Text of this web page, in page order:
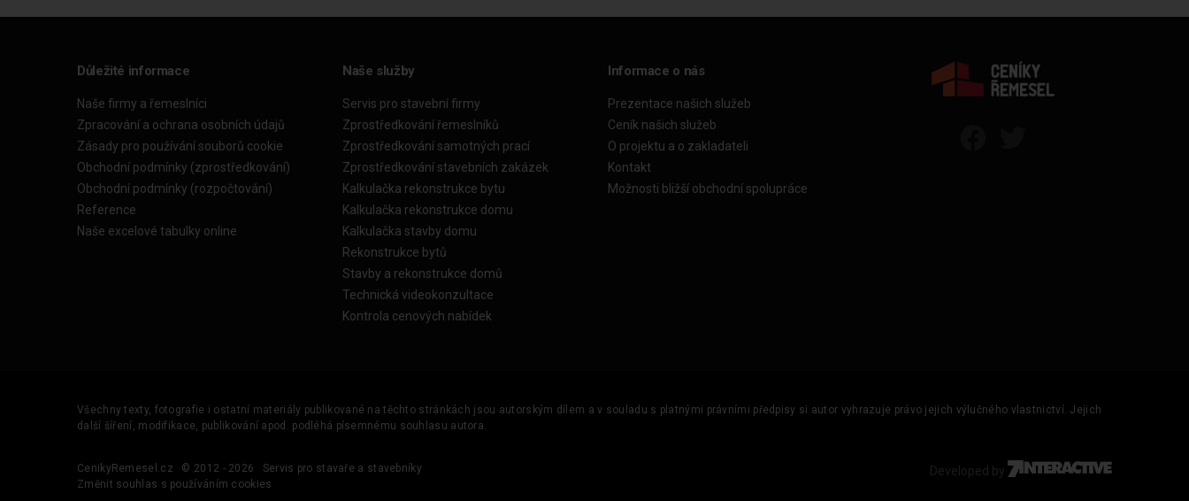
Důležité informace
Naše firmy a řemeslníci
Zpracování a ochrana osobních údajů
Zásady pro používání souborů cookie
Obchodní podmínky (zprostředkování)
Obchodní podmínky (rozpočtování)
Reference
Naše excelové tabulky online
Naše služby
Servis pro stavební firmy
Zprostředkování řemeslníků
Zprostředkování samotných prací
Zprostředkování stavebních zakázek
Kalkulačka rekonstrukce bytu
Kalkulačka rekonstrukce domu
Kalkulačka stavby domu
Rekonstrukce bytů
Stavby a rekonstrukce domů
Technická videokonzultace
Kontrola cenových nabídek
Informace o nás
Prezentace našich služeb
Ceník našich služeb
O projektu a o zakladateli
Kontakt
Možnosti bližší obchodní spolupráce
Všechny texty, fotografie i ostatní materiály publikované na těchto stránkách jsou autorským dílem a v souladu s platnými právními předpisy si autor vyhrazuje právo jejich výlučného vlastnictví. Jejich
další šíření, modifikace, publikování apod. podléhá písemnému souhlasu autora.
CenikyRemesel.cz © 2012 - 2026
Servis pro stavaře a stavebníky
Změnit souhlas s používáním cookies
Developed by